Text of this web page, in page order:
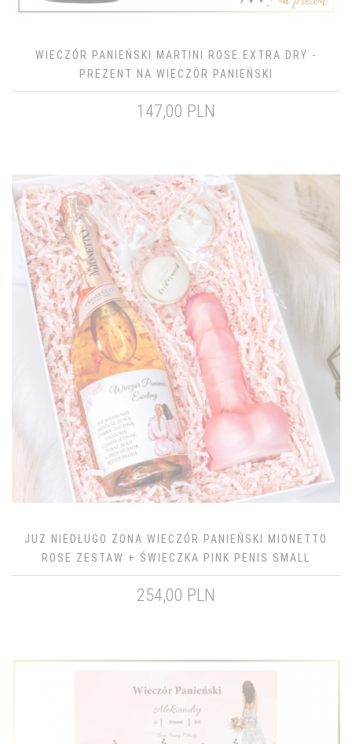
WIECZÓR PANIEŃSKI MARTINI ROSE EXTRA DRY -
PREZENT NA WIECZÓR PANIEŃSKI
147,00 PLN
JUŻ NIEDŁUGO ŻONA WIECZÓR PANIEŃSKI MIONETTO
ROSE ZESTAW + ŚWIECZKA PINK PENIS SMALL
254,00 PLN